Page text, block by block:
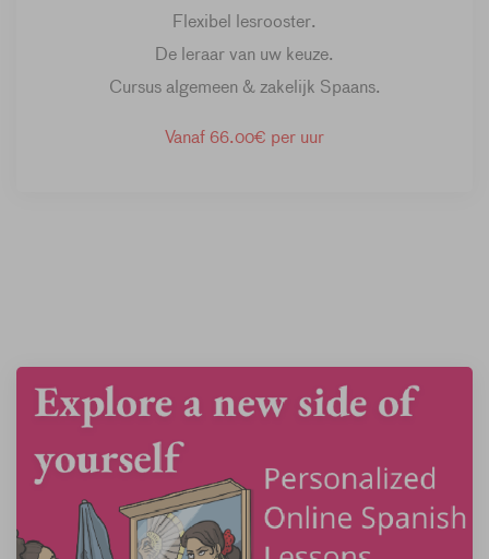
Flexibel lesrooster.
De leraar van uw keuze.
Cursus algemeen & zakelijk Spaans.
Vanaf 66.00€ per uur